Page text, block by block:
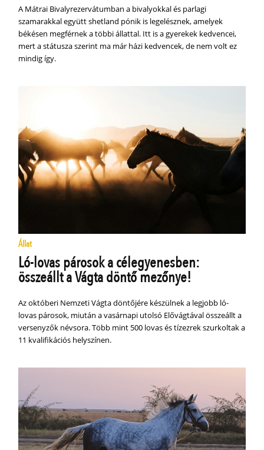
A Mátrai Bivalyrezervátumban a bivalyokkal és parlagi
szamarakkal együtt shetland pónik is legelésznek, amelyek
békésen megférnek a többi állattal. Itt is a gyerekek kedvencei,
mert a státusza szerint ma már házi kedvencek, de nem volt ez
mindig így.
Állat
Ló-lovas párosok a célegyenesben:
összeállt a Vágta döntő mezőnye!
Az októberi Nemzeti Vágta döntőjére készülnek a legjobb ló-
lovas párosok, miután a vasárnapi utolsó Elővágtával összeállt a
versenyzők névsora. Több mint 500 lovas és tízezrek szurkoltak a
11 kvalifikációs helyszínen.